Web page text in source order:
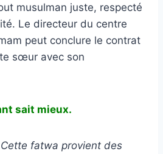
musulman juste, respecté
Le directeur du centre
peut conclure le contrat
sœur avec son
sait mieux.
Cette fatwa provient des